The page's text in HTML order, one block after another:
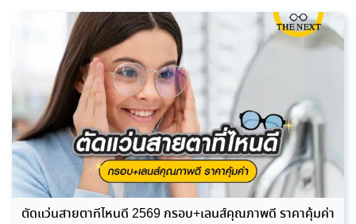
ตัดแว่นสายตาที่ไหนดี 2569 กรอบ+เลนส์คุณภาพดี ราคาคุ้มค่า